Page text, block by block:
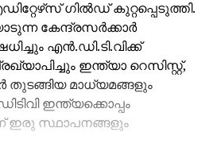
ഗില്‍ഡ് കുറ്റപ്പെടുത്തി.
കേന്ദ്രസര്‍ക്കാര്‍
എന്‍.ഡി.ടി.വിക്ക്
ഇന്ത്യാ റെസിസ്റ്റ്,
തുടങ്ങിയ മാധ്യമങ്ങളും
ഇന്ത്യക്കൊപ്പം
സ്ഥാപനങ്ങളും